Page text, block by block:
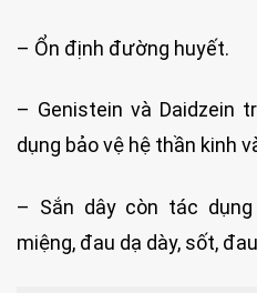
– Ổn định đường huyết.
– Genistein và Daidzein
dụng bảo vệ hệ thần kinh
– Sắn dây còn tác
miệng, đau dạ dày, sốt,